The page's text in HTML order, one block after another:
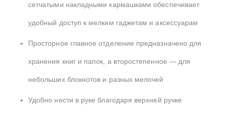
сетчатыми накладными кармашками обеспечивает
удобный доступ к мелким гаджетам и аксессуарам
Просторное главное отделение предназначено для
хранения книг и папок, а второстепенное — для
небольших блокнотов и разных мелочей
Удобно нести в руке благодаря верхней ручке